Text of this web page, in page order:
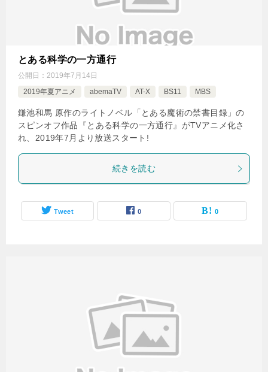
とある科学の一方通行
公開日： 2019年7月14日
2019年夏アニメ
abemaTV AT-X BS11 MBS
鎌池和馬 原作のライトノベル「とある魔術の禁書目録」の
スピンオフ作品『とある科学の一方通行』がTVアニメ化さ
れ、2019年7月より放送スタート!
続きを読む
Tweet 0 0